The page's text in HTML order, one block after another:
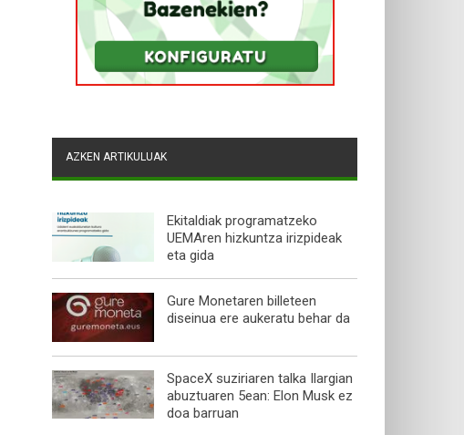
AZKEN ARTIKULUAK
Ekitaldiak programatzeko
UEMAren hizkuntza irizpideak
eta gida
Gure Monetaren billeteen
diseinua ere aukeratu behar da
SpaceX suziriaren talka Ilargian
abuztuaren 5ean: Elon Musk ez
doa barruan